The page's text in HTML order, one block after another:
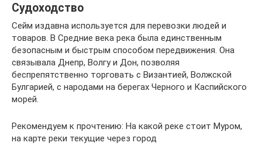
Судоходство
Сейм издавна используется для перевозки людей и
товаров. В Средние века река была единственным
безопасным и быстрым способом передвижения. Она
связывала Днепр, Волгу и Дон, позволяя
беспрепятственно торговать с Византией, Волжской
Булгарией, с народами на берегах Черного и Каспийского
морей.
Рекомендуем к прочтению: На какой реке стоит Муром,
на карте реки текущие через город